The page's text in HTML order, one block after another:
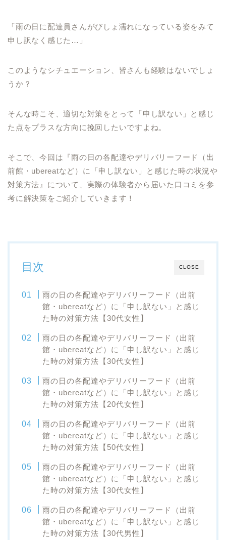
「雨の日に配達員さんがびしょ濡れになっている姿をみて
申し訳なく感じた…」
このようなシチュエーション、皆さんも経験はないでしょ
うか？
そんな時こそ、適切な対策をとって「申し訳ない」と感じ
た点をプラスな方向に挽回したいですよね。
そこで、今回は『雨の日の各配達やデリバリーフード（出
前館・ubereatなど）に「申し訳ない」と感じた時の状況や
対策方法』について、実際の体験者から届いた口コミを参
考に解決策をご紹介していきます！
CLOSE
目次
雨の日の各配達やデリバリーフード（出前
館・ubereatなど）に「申し訳ない」と感じ
た時の対策方法【30代女性】
雨の日の各配達やデリバリーフード（出前
館・ubereatなど）に「申し訳ない」と感じ
た時の対策方法【30代女性】
雨の日の各配達やデリバリーフード（出前
館・ubereatなど）に「申し訳ない」と感じ
た時の対策方法【20代女性】
雨の日の各配達やデリバリーフード（出前
館・ubereatなど）に「申し訳ない」と感じ
た時の対策方法【50代女性】
雨の日の各配達やデリバリーフード（出前
館・ubereatなど）に「申し訳ない」と感じ
た時の対策方法【30代女性】
雨の日の各配達やデリバリーフード（出前
館・ubereatなど）に「申し訳ない」と感じ
た時の対策方法【30代男性】